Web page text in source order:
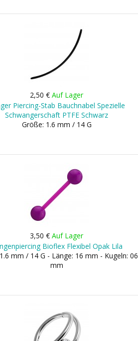
2,50 €Auf Lager
Piercing-Stab Bauchnabel Spezielle
Schwangerschaft PTFE Schwarz
Größe: 1.6 mm / 14 G
3,50 €Auf Lager
Bioflex Flexibel Opak Lila
mm / 14 G - Länge: 16 mm - Kugeln: 06
mm